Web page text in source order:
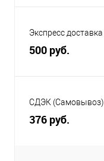
Экспресс доставка
500 руб.
СДЭК (Самовывоз)
376 руб.